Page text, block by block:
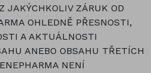
JAKÝCHKOLIV ZÁRUK OD
OHLEDNĚ PŘESNOSTI,
A AKTUÁLNOSTI
ANEBO OBSAHU TŘETÍCH
NENÍ